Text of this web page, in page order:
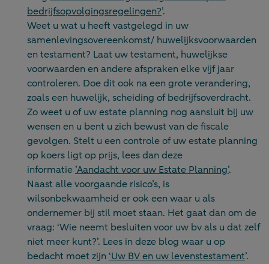
bedrijfsopvolgingsregelingen?’.
Weet u wat u heeft vastgelegd in uw
samenlevingsovereenkomst/ huwelijksvoorwaarden
en testament? Laat uw testament, huwelijkse
voorwaarden en andere afspraken elke vijf jaar
controleren. Doe dit ook na een grote verandering,
zoals een huwelijk, scheiding of bedrijfsoverdracht.
Zo weet u of uw estate planning nog aansluit bij uw
wensen en u bent u zich bewust van de fiscale
gevolgen. Stelt u een controle of uw estate planning
op koers ligt op prijs, lees dan deze
informatie ’Aandacht voor uw Estate Planning’.
Naast alle voorgaande risico’s, is
wilsonbekwaamheid er ook een waar u als
ondernemer bij stil moet staan. Het gaat dan om de
vraag: ‘Wie neemt besluiten voor uw bv als u dat zelf
niet meer kunt?’. Lees in deze blog waar u op
bedacht moet zijn ‘Uw BV en uw levenstestament’.